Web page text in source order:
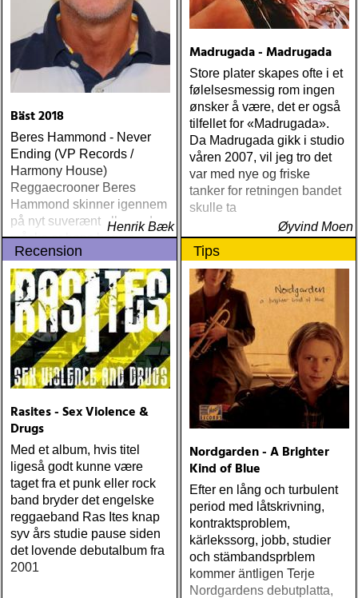
Bäst 2018
Beres Hammond - Never
Ending (VP Records /
Harmony House)
Reggaecrooner Beres
Hammond skinner igennem
på nyt suverænt album, der
måske er hans bedste
gennem tiderne
Henrik Bæk
Madrugada - Madrugada
Store plater skapes ofte i et
følelsesmessig rom ingen
ønsker å være, det er også
tilfellet for «Madrugada».
Da Madrugada gikk i studio
våren 2007, vil jeg tro det
var med nye og friske
tanker for retningen bandet
skulle ta
Øyvind Moen
Recension
Rasites - Sex Violence &
Drugs
Med et album, hvis titel
ligeså godt kunne være
taget fra et punk eller rock
band bryder det engelske
reggaeband Ras Ites knap
syv års studie pause siden
det lovende debutalbum fra
2001
Tips
Nordgarden - A Brighter
Kind of Blue
Efter en lång och turbulent
period med låtskrivning,
kontraktsproblem,
kärlekssorg, jobb, studier
och stämbandsprblem
kommer äntligen Terje
Nordgardens debutplatta,